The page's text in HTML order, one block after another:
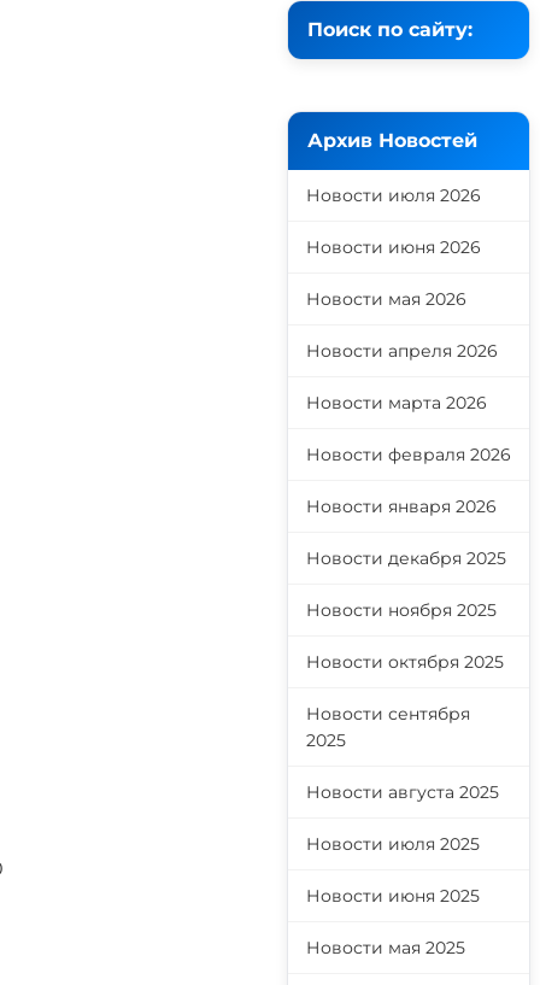
Поиск по сайту:
Архив Новостей
Новости июля 2026
Новости июня 2026
Новости мая 2026
Новости апреля 2026
Новости марта 2026
Новости февраля 2026
Новости января 2026
Новости декабря 2025
Новости ноября 2025
Новости октября 2025
Новости сентября
2025
Новости августа 2025
Новости июля 2025
Новости июня 2025
Новости мая 2025